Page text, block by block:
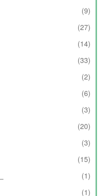
(9)
(27)
(14)
(33)
(2)
(6)
(3)
(20)
(3)
(15)
(1)
(1)